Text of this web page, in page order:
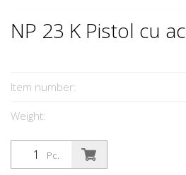
NP 23 K Pistol cu ac
Item number:
Weight:
Pc.